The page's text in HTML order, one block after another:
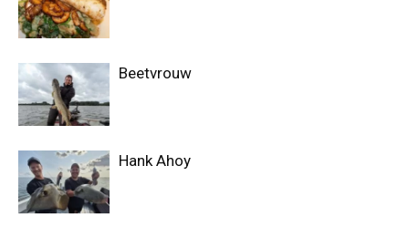
Beetvrouw
Hank Ahoy